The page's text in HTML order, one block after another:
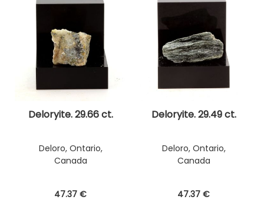
Deloryite. 29.66 ct.
Deloro, Ontario,
Canada
47.37 €
Deloryite. 29.49 ct.
Deloro, Ontario,
Canada
47.37 €